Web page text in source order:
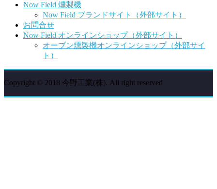
Now Field 燻製機
Now Field ブランドサイト（外部サイト）
お問合せ
Now Field オンラインショップ（外部サイト）
オーブン燻製機オンラインショップ（外部サイ
ト）
Copyright © 2018 今野工業(株). All right reserved